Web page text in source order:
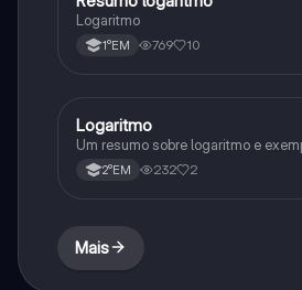
Logaritmo
1°EM 769 10
Matematica
Logaritmo
Um resumo sobre logaritmo e
2°EM 232 2
Mais